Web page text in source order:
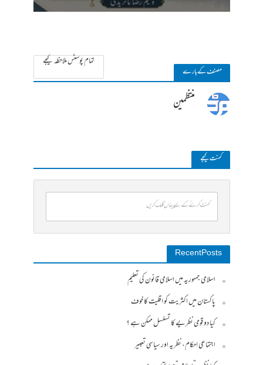
مصنف کے بارے
تمام پوسٹس ملاحظہ کیجے
منتظمین
کمنت کیجے
کمنٹ کرنے کے لیے یہاں کلک کریں
Recent Posts
اسلامی جمہوریہ میں اسلامی قانون کی تعلیم
پاکستان میں اکثریت کو اقلیت کا خوف
کیا دو قومی نظریے کا تسلسل ممکن ہے ؟
اجتماعی احکام، نظریہ اور سیاسی تعبیر